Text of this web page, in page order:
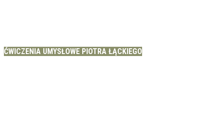
ĆWICZENIA UMYSŁOWE PIOTRA ŁĄCKIEGO